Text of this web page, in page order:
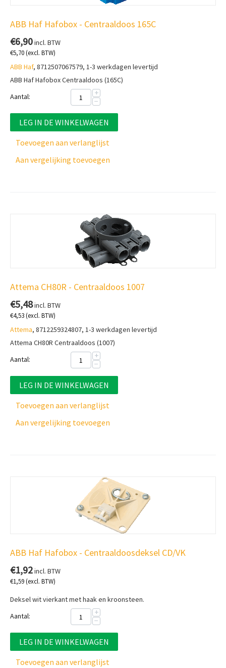
ABB Haf Hafobox - Centraaldoos 165C
€6,90incl. BTW
€5,70(excl. BTW)
ABB Haf, 8712507067579, 1-3 werkdagen levertijd
ABB Haf Hafobox Centraaldoos (165C)
Aantal:
+
−
LEG IN DE WINKELWAGEN
Toevoegen aan verlanglijst
Aan vergelijking toevoegen
Attema CH80R - Centraaldoos 1007
€5,48incl. BTW
€4,53(excl. BTW)
Attema, 8712259324807, 1-3 werkdagen levertijd
Attema CH80R Centraaldoos (1007)
Aantal:
+
−
LEG IN DE WINKELWAGEN
Toevoegen aan verlanglijst
Aan vergelijking toevoegen
ABB Haf Hafobox - Centraaldoosdeksel CD/VK
€1,92incl. BTW
€1,59(excl. BTW)
Deksel wit vierkant met haak en kroonsteen.
Aantal:
+
−
LEG IN DE WINKELWAGEN
Toevoegen aan verlanglijst